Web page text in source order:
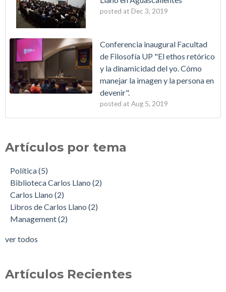
posted at Dec 3, 2019
Conferencia inaugural Facultad
de Filosofía UP "El ethos retórico
y la dinamicidad del yo. Cómo
manejar la imagen y la persona en
devenir".
posted at Aug 5, 2019
Artículos por tema
Política(5)
Biblioteca Carlos Llano (2)
Carlos Llano (2)
Libros de Carlos Llano (2)
Management(2)
ver todos
Artículos Recientes